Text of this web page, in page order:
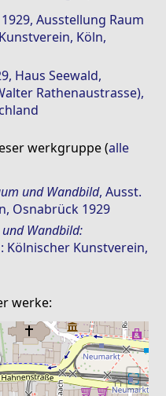
Ausstellung Raum
Köln,
Haus Seewald,
Rathenaustrasse),
werkgruppe (alle
und Wandbild, Ausst.
Osnabrück 1929
und Wandbild:
Kölnischer Kunstverein,
werke:
⛶